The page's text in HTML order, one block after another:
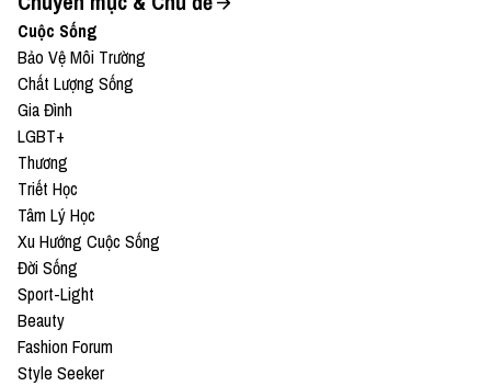
Cuộc Sống
Bảo Vệ Môi Trường
Chất Lượng Sống
Gia Đình
LGBT+
Thương
Triết Học
Tâm Lý Học
Xu Hướng Cuộc Sống
Đời Sống
Sport-Light
Beauty
Fashion Forum
Style Seeker